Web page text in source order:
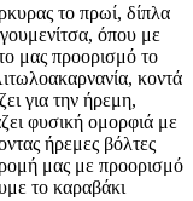
το πρωί, δίπλα
όπου με
μας προορισμό το
κοντά
για την ήρεμη,
φυσική ομορφιά με
ήρεμες βόλτες
μας με προορισμό
το καραβάκι